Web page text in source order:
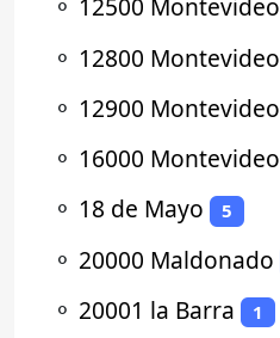
⚬ 12500 Montevideo
⚬ 12800 Montevideo
⚬ 12900 Montevideo
⚬ 16000 Montevideo
⚬ 18 de Mayo 5
⚬ 20000 Maldonado
⚬ 20001 la Barra 1